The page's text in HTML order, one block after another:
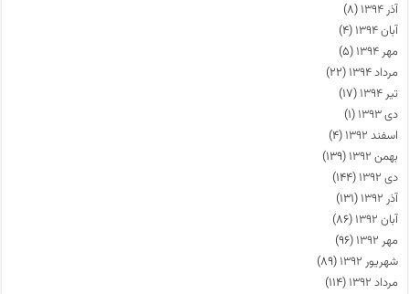
آذر ۱۳۹۴
(۸)
آبان ۱۳۹۴
(۴)
مهر ۱۳۹۴
(۵)
مرداد ۱۳۹۴
(۲۲)
تیر ۱۳۹۴
(۱۷)
دی ۱۳۹۳
(۱)
اسفند ۱۳۹۲
(۴)
بهمن ۱۳۹۲
(۱۳۹)
دی ۱۳۹۲
(۱۴۴)
آذر ۱۳۹۲
(۱۳۱)
آبان ۱۳۹۲
(۸۶)
مهر ۱۳۹۲
(۹۶)
شهریور ۱۳۹۲
(۸۹)
مرداد ۱۳۹۲
(۱۱۴)